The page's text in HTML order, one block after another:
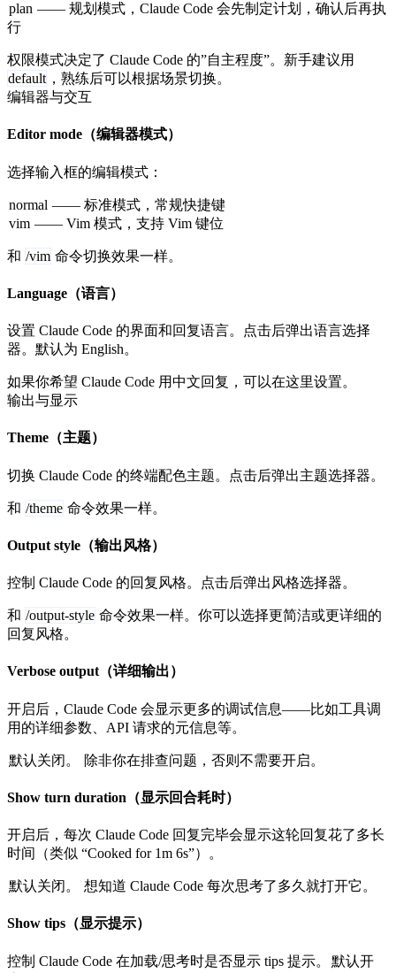
plan —— 规划模式，Claude Code 会先制定计划，确认后再执
行
权限模式决定了 Claude Code 的”自主程度”。新手建议用
default ，熟练后可以根据场景切换。
编辑器与交互
Editor mode（编辑器模式）
选择输入框的编辑模式：
normal —— 标准模式，常规快捷键
vim —— Vim 模式，支持 Vim 键位
和 /vim 命令切换效果一样。
Language（语言）
设置 Claude Code 的界面和回复语言。点击后弹出语言选择
器。默认为 English。
如果你希望 Claude Code 用中文回复，可以在这里设置。
输出与显示
Theme（主题）
切换 Claude Code 的终端配色主题。点击后弹出主题选择器。
和 /theme 命令效果一样。
Output style（输出风格）
控制 Claude Code 的回复风格。点击后弹出风格选择器。
和 /output-style 命令效果一样。你可以选择更简洁或更详细的
回复风格。
Verbose output（详细输出）
开启后，Claude Code 会显示更多的调试信息——比如工具调
用的详细参数、API 请求的元信息等。
默认关闭。 除非你在排查问题，否则不需要开启。
Show turn duration（显示回合耗时）
开启后，每次 Claude Code 回复完毕会显示这轮回复花了多长
时间（类似 “Cooked for 1m 6s”）。
默认关闭。 想知道 Claude Code 每次思考了多久就打开它。
Show tips（显示提示）
控制 Claude Code 在加载/思考时是否显示 tips 提示。
默认开